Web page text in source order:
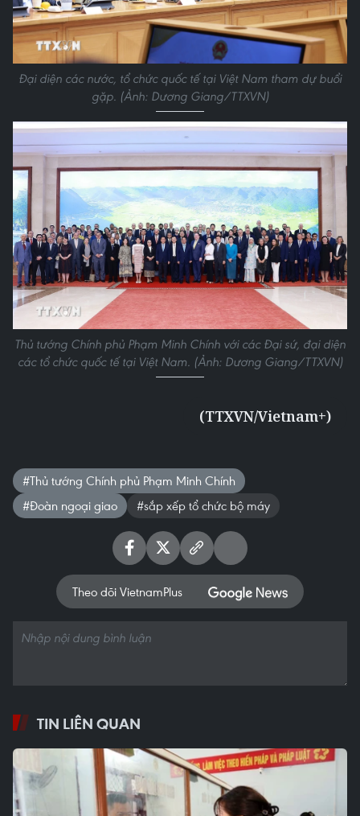
Đại diện các nước, tổ chức quốc tế tại Việt Nam tham dự buổi
gặp. (Ảnh: Dương Giang/TTXVN)
Thủ tướng Chính phủ Phạm Minh Chính với các Đại sứ, đại diện
các tổ chức quốc tế tại Việt Nam. (Ảnh: Dương Giang/TTXVN)
(TTXVN/Vietnam+)
#Thủ tướng Chính phủ Phạm Minh Chính
#Đoàn ngoại giao
#sắp xếp tổ chức bộ máy
Theo dõi VietnamPlus
TIN LIÊN QUAN